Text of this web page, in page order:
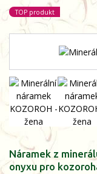
TOP produkt
Náramek z
onyxu pro